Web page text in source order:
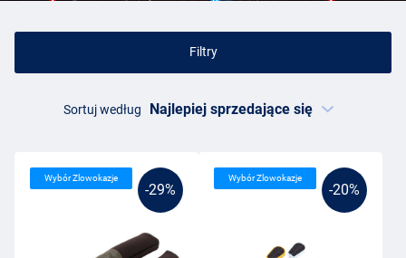
Filtry
Sortuj według
-29%
Wybór Zlowokazje
-20%
Wybór Zlowokazje